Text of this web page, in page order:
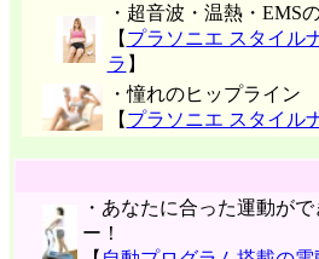
・超音波・温熱・EMS
【 プラソニエ スタイル
ラ 】
・憧れのヒップライン
【 プラソニエ スタイル
・あなたに合った運動が
ー！